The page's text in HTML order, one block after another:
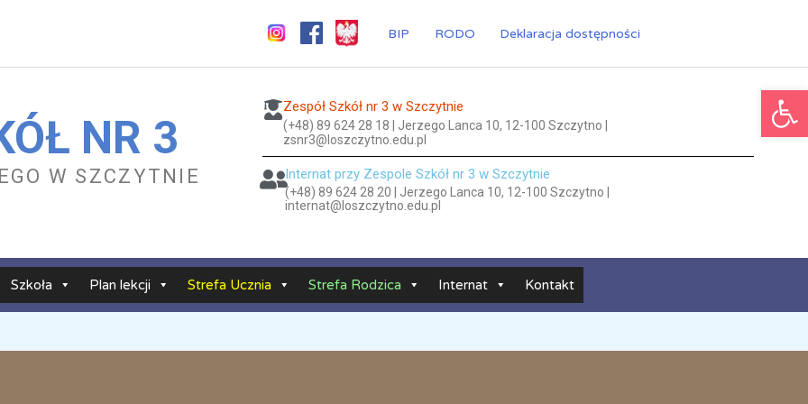
BIP RODO Deklaracja dostępności
NR 3
W SZCZYTNIE
Zespół Szkół nr 3 w Szczytnie
(+48) 89 624 28 18 | Jerzego Lanca 10, 12-100 Szczytno |
zsnr3@loszczytno.edu.pl
Internat przy Zespole Szkół nr 3 w Szczytnie
(+48) 89 624 28 20 | Jerzego Lanca 10, 12-100 Szczytno |
internat@loszczytno.edu.pl
Szkoła Plan lekcji Strefa Ucznia Strefa Rodzica Internat Kontakt